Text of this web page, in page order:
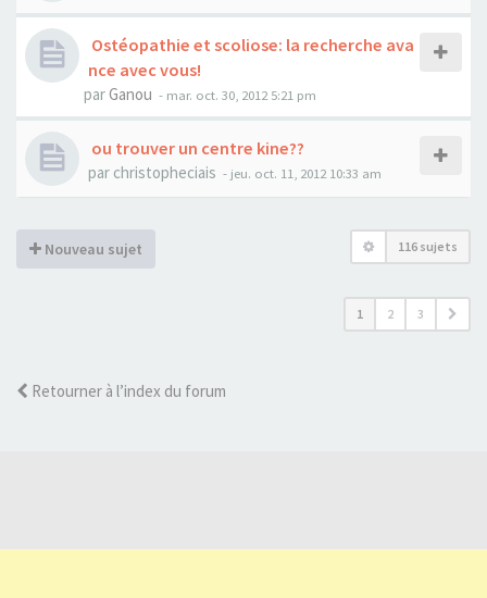
Ostéopathie et scoliose: la recherche ava
nce avec vous!
parGanou - mar. oct. 30, 2012 5:21 pm
ou trouver un centre kine??
par christopheciais - jeu. oct. 11, 2012 10:33 am
Nouveau sujet 116 sujets
1 2 3
Retourner à l’index du forum